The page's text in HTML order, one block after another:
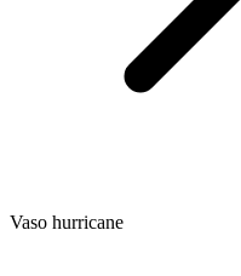
Vaso hurricane